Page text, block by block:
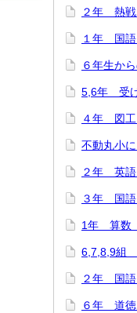
２年 熱戦
１年 国
６年生か
5,6年 受
４年 図工
不動丸小
２年 英
３年 国
1年 算数
6,7,8,9組
２年 国
６年 道